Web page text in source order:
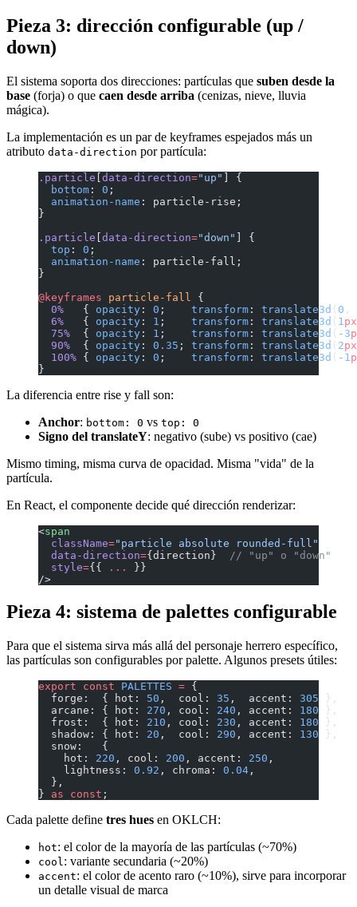
Pieza 3: dirección configurable (up /
down)
El sistema soporta dos direcciones: partículas que suben desde la
base (forja) o que caen desde arriba (cenizas, nieve, lluvia
mágica).
La implementación es un par de keyframes espejados más un
atributo data-direction por partícula:
.particle data-direction="up"
] {
  bottom
: 0 ;
  animation-name
: particle-rise;
}
.particle data-direction="down"
] {
  top
: 0 ;
  animation-name
: particle-fall;
}
@keyframes particle-fall {
  0%
   {
opacity : 0 ; transform : translate3d ( 0 ,
  6%
   {
opacity : 1 ; transform : translate3d ( 1px
  75%
  {
opacity : 1 ; transform : translate3d ( -3
  90%
  {
opacity : 0.35 ; transform : translate3d ( 2px
  100%
{ opacity : 0 ; transform : translate3d ( -1
}
La diferencia entre rise y fall son:
Anchor: bottom: 0 vs top: 0
Signo del translateY: negativo (sube) vs positivo (cae)
Mismo timing, misma curva de opacidad. Misma "vida" de la
partícula.
En React, el componente decide qué dirección renderizar:
<span
  className
="particle absolute rounded-full"
  data-direction
={direction} // "up" o "down"
  style
={{ ...
}}
/>
Pieza 4: sistema de palettes configurable
Para que el sistema sirva más allá del personaje herrero específico,
las partículas son configurables por palette. Algunos presets útiles:
export const PALETTES = {
  forge:  { hot:
50 ,  cool: 35 ,  accent: 305 },
  arcane: { hot:
270 , cool: 240 , accent: 180 },
  frost:  { hot:
210 , cool: 230 , accent: 180 },
  shadow: { hot:
20 ,  cool: 290 , accent: 130 },
  snow:   {
    hot:
220 , cool: 200 , accent: 250 ,
    lightness:
0.92 , chroma: 0.04 ,
  },
} as const ;
Cada palette define tres hues en OKLCH:
hot: el color de la mayoría de las partículas (~70%)
cool: variante secundaria (~20%)
accent: el color de acento raro (~10%), sirve para incorporar
un detalle visual de marca